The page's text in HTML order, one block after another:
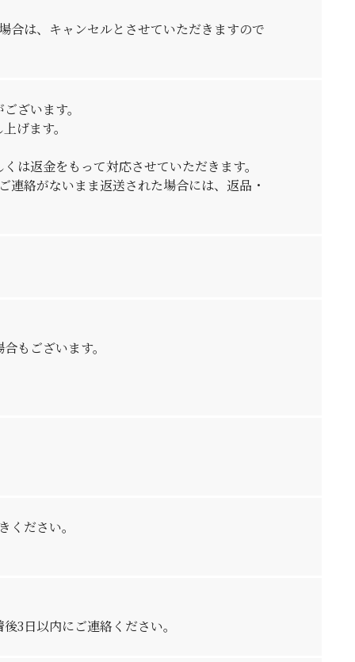
合は、キャンセルとさせていただきますので
ざいます。
げます。
は返金をもって対応させていただきます。
絡がないまま返送された場合には、返品・
もございます。
ださい。
3日以内にご連絡ください。